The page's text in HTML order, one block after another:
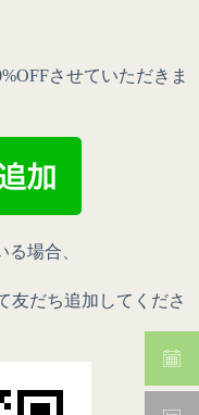
させていただきま
場合、
友だち追加してくださ